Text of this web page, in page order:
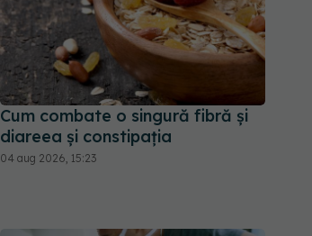
Cum combate o singură fibră și
diareea și constipația
04 aug 2026, 15:23